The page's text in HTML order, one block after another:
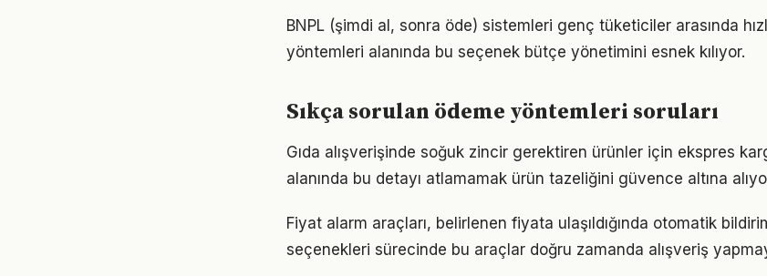
BNPL (şimdi al, sonra öde) sistemleri genç tüketiciler arasında
yöntemleri alanında bu seçenek bütçe yönetimini esnek kılıyor.
Sıkça sorulan ödeme yöntemleri soruları
Gıda alışverişinde soğuk zincir gerektiren ürünler için ekspres
alanında bu detayı atlamamak ürün tazeliğini güvence altına
Fiyat alarm araçları, belirlenen fiyata ulaşıldığında otomatik
seçenekleri sürecinde bu araçlar doğru zamanda alışveriş